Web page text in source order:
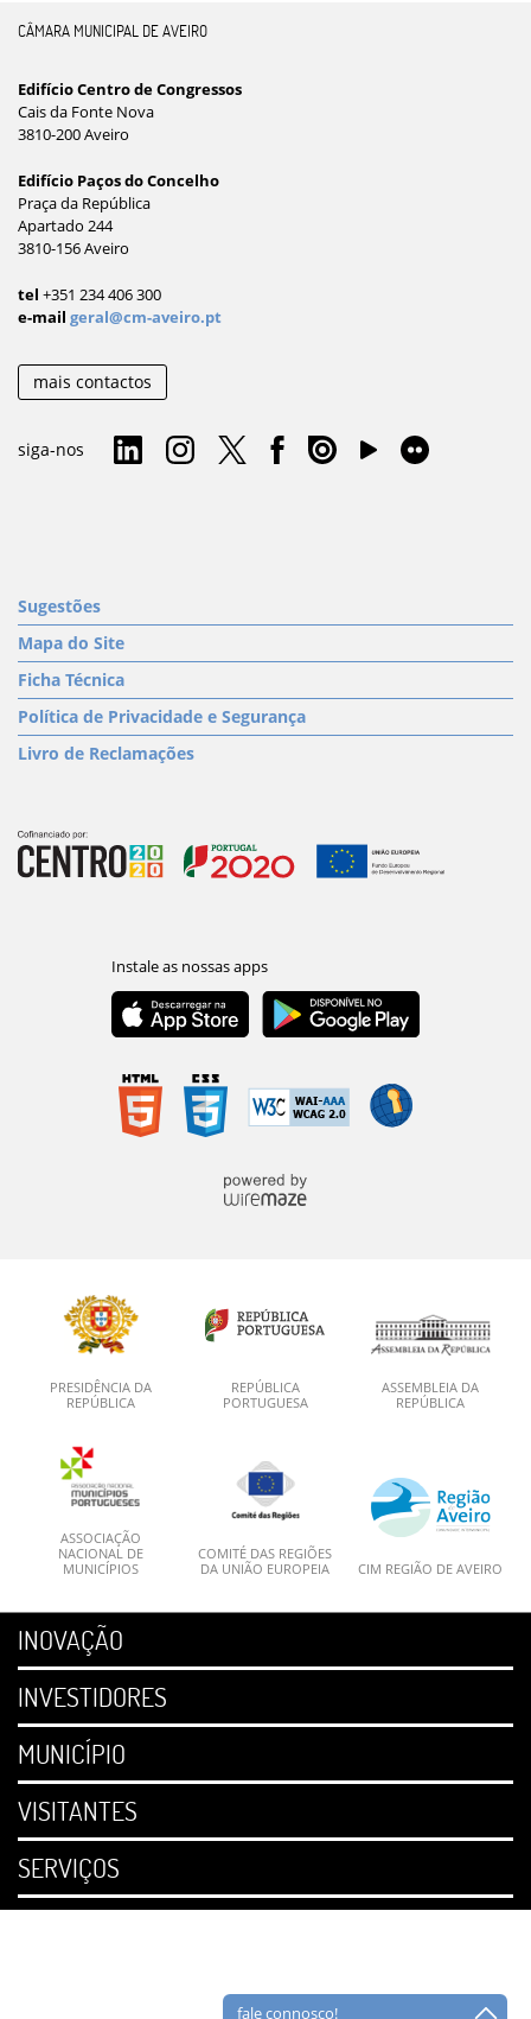
CÂMARA MUNICIPAL DE AVEIRO
Edifício Centro de Congressos
Cais da Fonte Nova
3810-200 Aveiro
Edifício Paços do Concelho
Praça da República
Apartado 244
3810-156 Aveiro
tel +351 234 406 300
e-mail geral@cm-aveiro.pt
mais contactos
siga-nos
Sugestões
Mapa do Site
Ficha Técnica
Política de Privacidade e Segurança
Livro de Reclamações
PRESIDÊNCIA DA
REPÚBLICA
REPÚBLICA
PORTUGUESA
ASSEMBLEIA DA
REPÚBLICA
ASSOCIAÇÃO
NACIONAL DE
MUNICÍPIOS
COMITÉ DAS REGIÕES
DA UNIÃO EUROPEIA
CIM REGIÃO DE AVEIRO
INOVAÇÃO
INVESTIDORES
MUNICÍPIO
VISITANTES
SERVIÇOS
fale connosco!